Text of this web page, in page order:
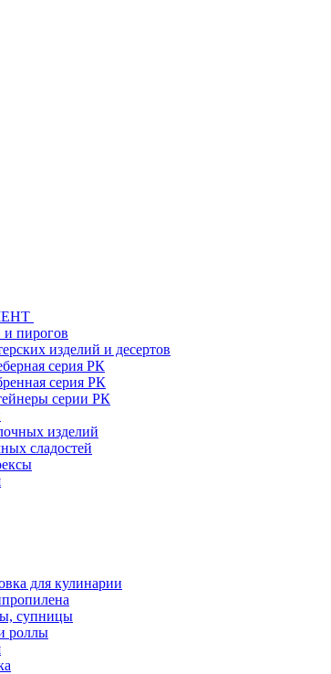
и пирогов
изделий и десертов
серия РК
серия РК
серии РК
изделий
сладостей
для кулинарии
супницы
роллы